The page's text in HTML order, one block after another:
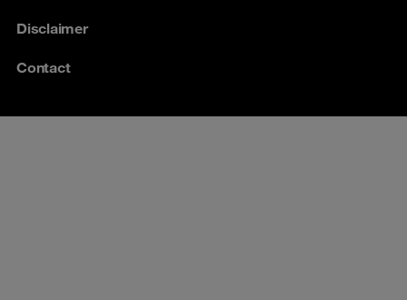
Disclaimer
Contact